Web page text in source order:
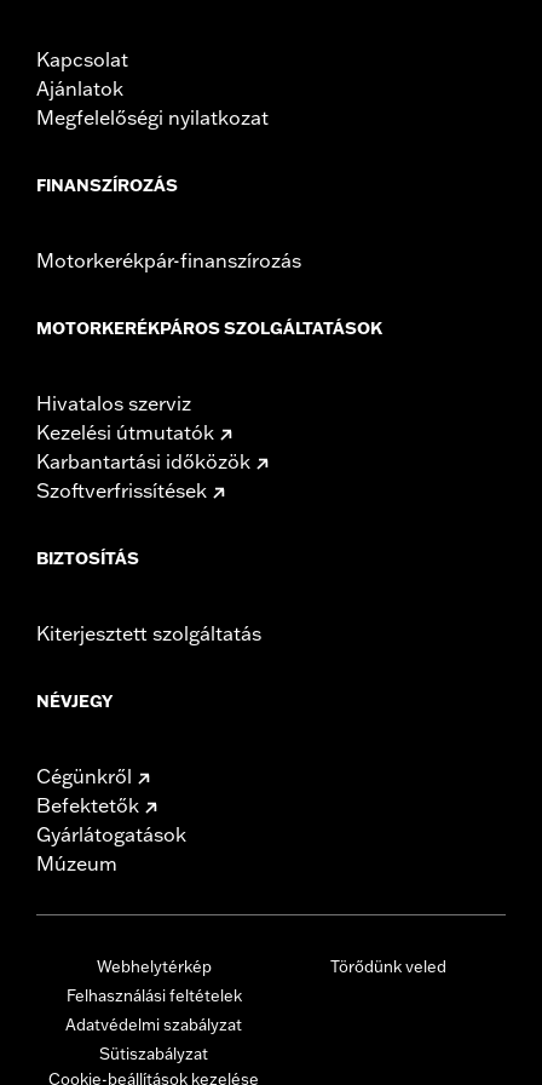
Kapcsolat
Ajánlatok
Megfelelőségi nyilatkozat
FINANSZÍROZÁS
Motorkerékpár-finanszírozás
MOTORKERÉKPÁROS SZOLGÁLTATÁSOK
Hivatalos szerviz
Kezelési útmutatók
Karbantartási időközök
Szoftverfrissítések
BIZTOSÍTÁS
Kiterjesztett szolgáltatás
NÉVJEGY
Cégünkről
Befektetők
Gyárlátogatások
Múzeum
Webhelytérkép
Felhasználási feltételek
Adatvédelmi szabályzat
Sütiszabályzat
Cookie-beállítások kezelése
Törődünk veled